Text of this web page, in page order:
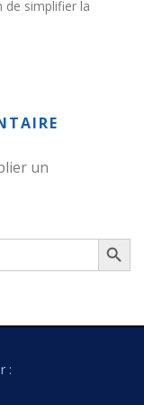
de simplifier la
un
Search Button
: